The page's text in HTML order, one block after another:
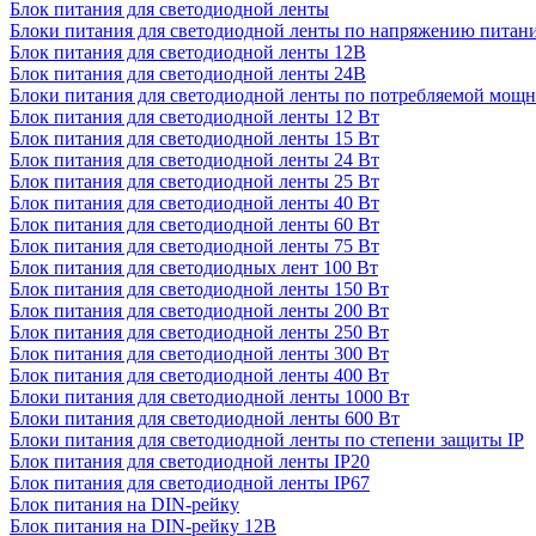
Блок питания для светодиодной ленты
Блоки питания для светодиодной ленты по напряжению
Блок питания для светодиодной ленты 12В
Блок питания для светодиодной ленты 24В
Блоки питания для светодиодной ленты по потребляемой
Блок питания для светодиодной ленты 12 Вт
Блок питания для светодиодной ленты 15 Вт
Блок питания для светодиодной ленты 24 Вт
Блок питания для светодиодной ленты 25 Вт
Блок питания для светодиодной ленты 40 Вт
Блок питания для светодиодной ленты 60 Вт
Блок питания для светодиодной ленты 75 Вт
Блок питания для светодиодных лент 100 Вт
Блок питания для светодиодной ленты 150 Вт
Блок питания для светодиодной ленты 200 Вт
Блок питания для светодиодной ленты 250 Вт
Блок питания для светодиодной ленты 300 Вт
Блок питания для светодиодной ленты 400 Вт
Блоки питания для светодиодной ленты 1000 Вт
Блоки питания для светодиодной ленты 600 Вт
Блоки питания для светодиодной ленты по степени защиты IP
Блок питания для светодиодной ленты IP20
Блок питания для светодиодной ленты IP67
Блок питания на DIN-рейку
Блок питания на DIN-рейку 12В